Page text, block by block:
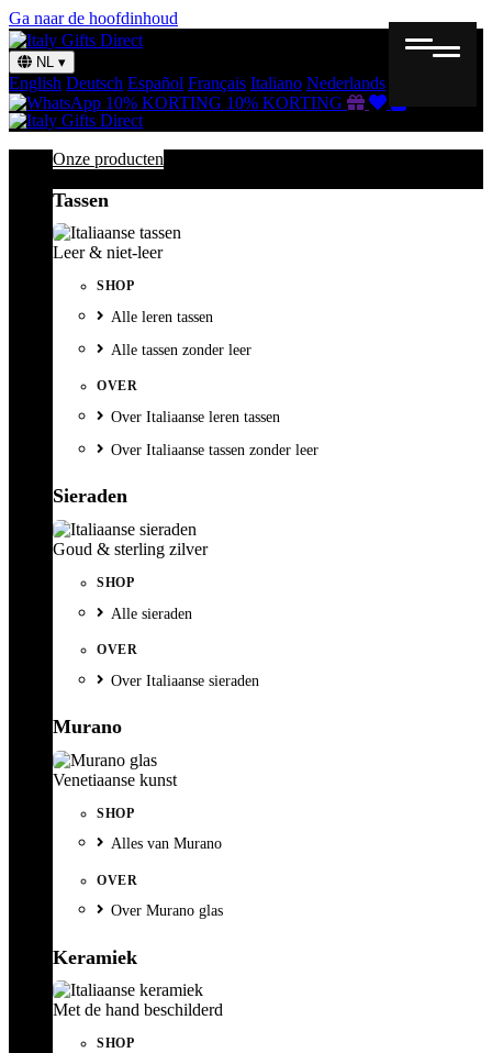
Ga naar de hoofdinhoud
NL ▾
English Deutsch Español Français Italiano Nederlands
10% KORTING 10% KORTING Cadeaubon
Onze producten
Tassen
Leer & niet-leer
SHOP
Alle leren tassen
Alle tassen zonder leer
OVER
Over Italiaanse leren tassen
Over Italiaanse tassen zonder leer
Sieraden
Goud & sterling zilver
SHOP
Alle sieraden
OVER
Over Italiaanse sieraden
Murano
Venetiaanse kunst
SHOP
Alles van Murano
OVER
Over Murano glas
Keramiek
Met de hand beschilderd
SHOP